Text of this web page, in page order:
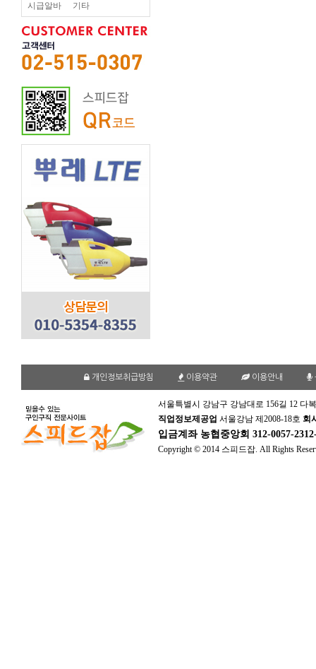
시급알바 기타
개인정보취급방침 이용약관 이용안내
서울특별시 강남구 강남대로 156길 12 다
직업정보제공업 서울강남 제2008-18호 회
입금계좌 농협중앙회 312-0057-
Copyright © 2014 스피드잡. All Rights